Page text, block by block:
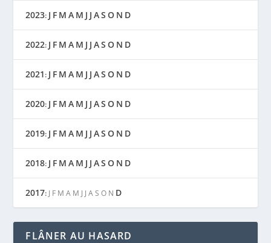
2023: J F M A M J J AS O N D
2022: J F M A M J J AS O N D
2021: J F M A M J J AS O N D
2020: J F M A M J J AS O N D
2019: J F M A M J J AS O N D
2018: J F M A M J J AS O N D
2017: J F M A M J J A S O N D
FLÂNER AU HASARD